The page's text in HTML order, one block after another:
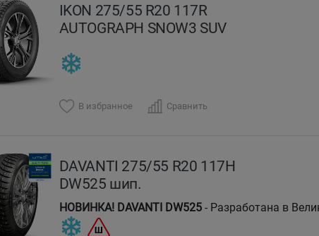
IKON 275/55 R20 117R
AUTOGRAPH SNOW3 SUV
В избранное Сравнить
DAVANTI 275/55 R20 117H
DW525 шип.
НОВИНКА! DAVANTI DW525- Разработана в
отличного сцепления на льду и снегу.